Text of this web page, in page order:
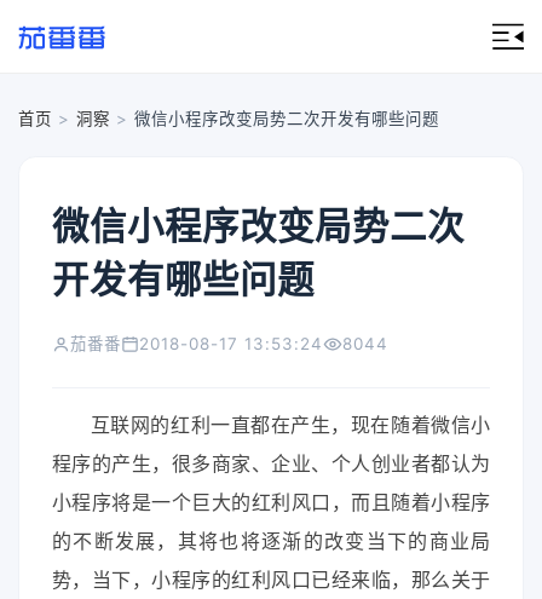
首页 > 洞察 > 微信小程序改变局势二次开发有哪些问题
微信小程序改变局势二次
开发有哪些问题
茄番番 2018-08-17 13:53:24 8044
互联网的红利一直都在产生，现在随着微信小
程序的产生，很多商家、企业、个人创业者都认为
小程序将是一个巨大的红利风口，而且随着小程序
的不断发展，其将也将逐渐的改变当下的商业局
势，当下，小程序的红利风口已经来临，那么关于